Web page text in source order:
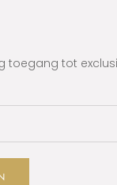
toegang tot